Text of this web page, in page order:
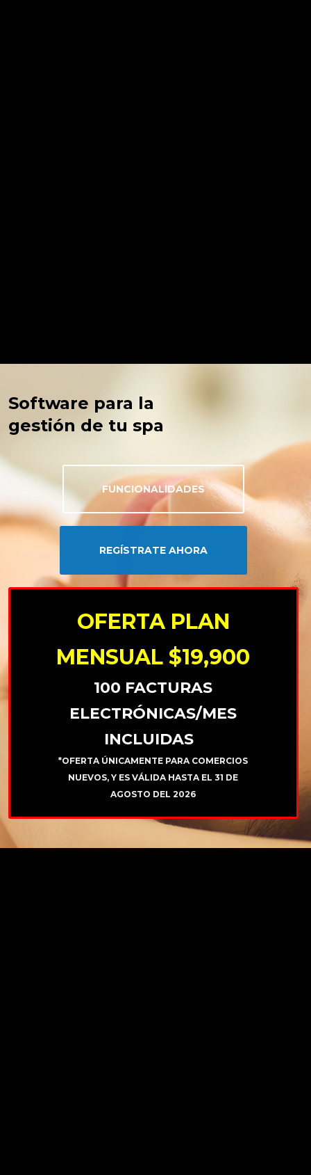
Software para la
gestión de tu spa
FUNCIONALIDADES
REGÍSTRATE AHORA
OFERTA PLAN
MENSUAL $19,900
100 FACTURAS
ELECTRÓNICAS/MES
INCLUIDAS
*OFERTA ÚNICAMENTE PARA COMERCIOS
NUEVOS, Y ES VÁLIDA HASTA EL 31 DE
AGOSTO DEL 2026